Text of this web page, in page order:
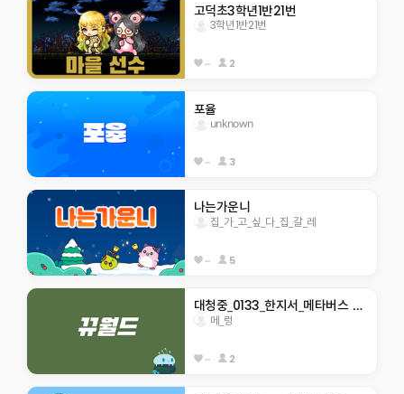
고덕초3학년1반21번
3학년1반21번
-- 2
포율
unknown
-- 3
나는가운니
집_가_고_싶_다_집_갈_레
-- 5
대청중_0133_한지서_메타버스 점프맵
메_렁
-- 2